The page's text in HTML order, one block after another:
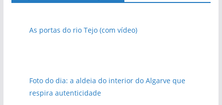
As portas do rio Tejo (com vídeo)
Foto do dia: a aldeia do interior do Algarve que
respira autenticidade